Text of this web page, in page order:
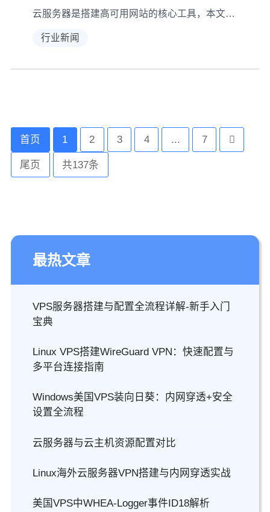
云服务器是搭建高可用网站的核心工具，本文结合高可用架构逻辑与云平台认证考试要点，解析选型、配置、监控等关键知识，助你理论实战双提升。
行业新闻
首页 1 2 3 4 ... 7
尾页 共137条
最热文章
VPS服务器搭建与配置全流程详解-新手入门
宝典
Linux VPS搭建WireGuard VPN：快速配置与
多平台连接指南
Windows美国VPS装向日葵：内网穿透+安全
设置全流程
云服务器与云主机资源配置对比
Linux海外云服务器VPN搭建与内网穿透实战
美国VPS中WHEA-Logger事件ID18解析